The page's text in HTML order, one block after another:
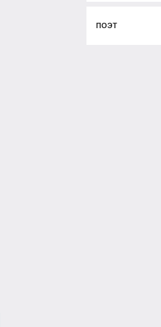
ПОЭТ